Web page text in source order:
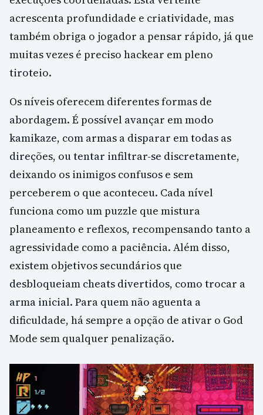
acrescenta profundidade e criatividade, mas
também obriga o jogador a pensar rápido, já que
muitas vezes é preciso hackear em pleno
tiroteio.
Os níveis oferecem diferentes formas de
abordagem. É possível avançar em modo
kamikaze, com armas a disparar em todas as
direções, ou tentar infiltrar-se discretamente,
deixando os inimigos confusos e sem
perceberem o que aconteceu. Cada nível
funciona como um puzzle que mistura
planeamento e reflexos, recompensando tanto a
agressividade como a paciência. Além disso,
existem objetivos secundários que
desbloqueiam cheats divertidos, como trocar a
arma inicial. Para quem não aguenta a
dificuldade, há sempre a opção de ativar o God
Mode sem qualquer penalização.